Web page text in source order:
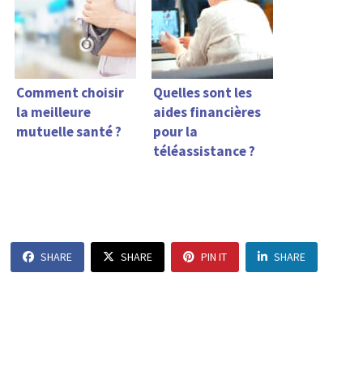
Comment choisir
la meilleure
mutuelle santé ?
Quelles sont les
aides financières
pour la
téléassistance ?
SHARE SHARE PIN IT SHARE